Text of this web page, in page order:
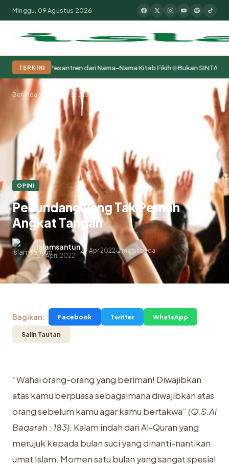
Populer:Moderasi BeragamaKhutbah JumatPesantrenTokoh
Minggu, 09 Agustus 2026
TERKINI
Pesantren dari Nama-Nama Kitab Fikih◆Bukan SINTA yang
Beranda Pecundang yang Tak Pernah Angkat Tangan
OPINI
Pecundang yang Tak Pernah
Angkat Tangan
islamsantun
29 April 2022
29 Apr 2022.2 menit baca
Bagikan: Facebook Twitter WhatsApp
Salin Tautan
“Wahai orang-orang yang beriman! Diwajibkan
atas kamu berpuasa sebagaimana diwajibkan atas
orang sebelum kamu agar kamu bertakwa” (Q.S.Al
Baqarah : 183). Kalam indah dari Al-Quran yang
merujuk kepada bulan suci yang dinanti-nantikan
umat Islam. Momen satu bulan yang sangat spesial